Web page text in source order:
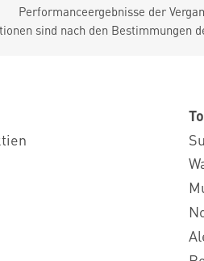
Performanceergebnisse der
sind nach den Bestimmungen